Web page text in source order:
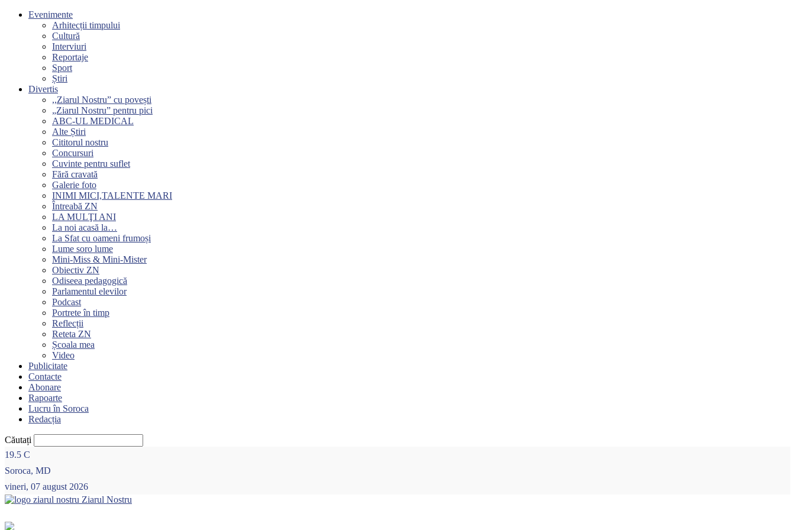
Evenimente
Arhitecții timpului
Cultură
Interviuri
Reportaje
Sport
Știri
Divertis
,,Ziarul Nostru” cu povești
„Ziarul Nostru” pentru pici
ABC-UL MEDICAL
Alte Știri
Cititorul nostru
Concursuri
Cuvinte pentru suflet
Fără cravată
Galerie foto
INIMI MICI,TALENTE MARI
Întreabă ZN
LA MULŢI ANI
La noi acasă la…
La Sfat cu oameni frumoși
Lume soro lume
Mini-Miss & Mini-Mister
Obiectiv ZN
Odiseea pedagogică
Parlamentul elevilor
Podcast
Portrete în timp
Reflecții
Reteta ZN
Școala mea
Video
Publicitate
Contacte
Abonare
Rapoarte
Lucru în Soroca
Redacția
Căutați
19.5 C
Soroca, MD
vineri, 07 august 2026
Ziarul Nostru